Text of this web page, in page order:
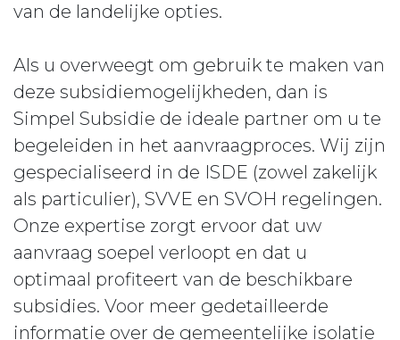
van de landelijke opties.
Als u overweegt om gebruik te maken van
deze subsidiemogelijkheden, dan is
Simpel Subsidie de ideale partner om u te
begeleiden in het aanvraagproces. Wij zijn
gespecialiseerd in de ISDE (zowel zakelijk
als particulier), SVVE en SVOH regelingen.
Onze expertise zorgt ervoor dat uw
aanvraag soepel verloopt en dat u
optimaal profiteert van de beschikbare
subsidies. Voor meer gedetailleerde
informatie over de gemeentelijke isolatie